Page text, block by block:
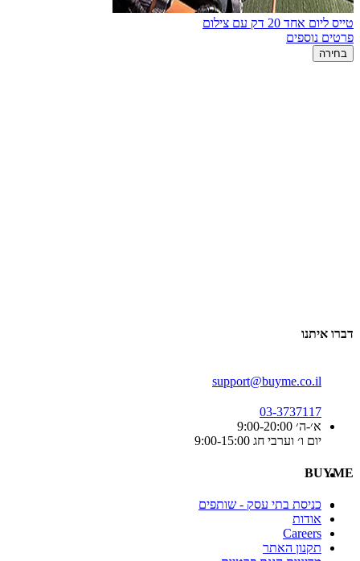
טייס ליום אחד 20 דק עם צילום
פרטים נוספים
בחירה
דברו איתנו
support@buyme.co.il
03-3737117
א׳-ה׳ 9:00-20:00
יום ו׳ וערבי חג 9:00-15:00
BUYME
כניסת בתי עסק - שותפים
אודות
Careers
תקנון האתר